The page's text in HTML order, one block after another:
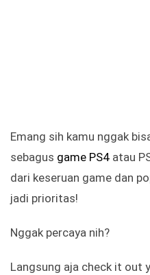
Emang sih kamu nggak
sebagus game PS4 atau
dari keseruan game dan
jadi prioritas!
Nggak percaya nih?
Langsung aja check it out